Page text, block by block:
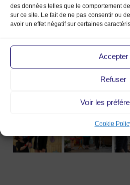
des données telles que le comportement
sur ce site. Le fait de ne pas consentir ou
avoir un effet négatif sur certaines
Accepter
Refuser
Voir les
Cookie
Captura de pantalla
2016-02-26 a la(s)